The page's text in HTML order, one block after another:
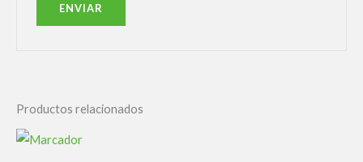
Productos relacionados